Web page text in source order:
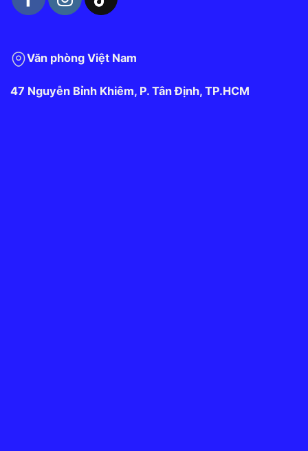
Văn phòng Việt Nam
47 Nguyễn Bỉnh Khiêm, P. Tân Định, TP.HCM